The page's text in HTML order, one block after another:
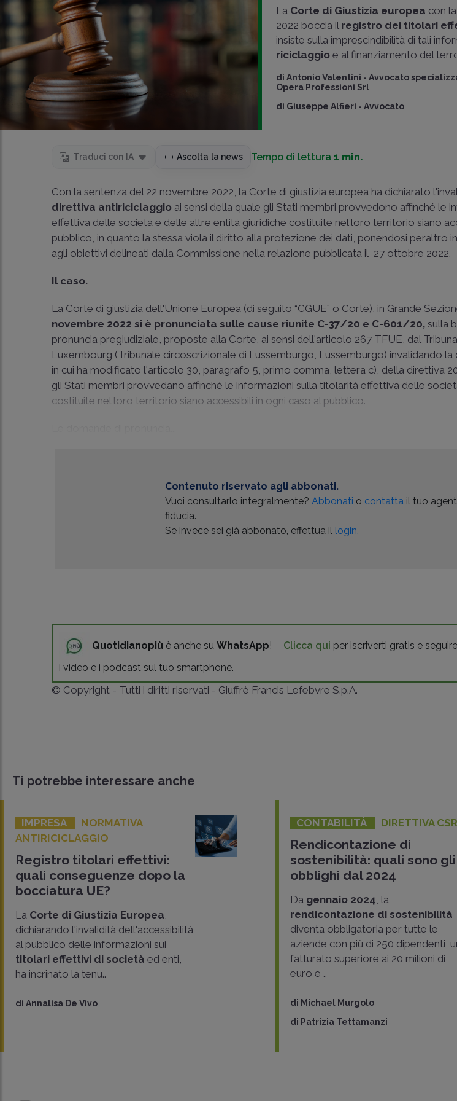
La Corte di Giustizia europea con
2022 boccia il registro dei titolari
insiste sulla imprescindibilità di tali
riciclaggioe al finanziamento del
diAntonio Valentini -Avvocato
Opera Professioni Srl
di Giuseppe Alfieri -Avvocato
Traduci con IA Ascolta la news Tempo di lettura1 min.
Con la sentenza del 22 novembre 2022, la Corte di giustizia europea ha dichiarato
direttiva antiriciclaggio ai sensi della quale gli Stati membri provvedono affinché le
effettiva delle società e delle altre entità giuridiche costituite nel loro territorio siano
pubblico, in quanto la stessa viola il diritto alla protezione dei dati, ponendosi peraltro
agli obiettivi delineati dalla Commissione nella relazione pubblicata il 27 ottobre 2022.
Il caso.
La Corte di giustizia dell'Unione Europea (di seguito “CGUE” o Corte), in Grande
novembre 2022 si è pronunciata sulle cause riunite C-37/20 e C-601/20, sulla
pronuncia pregiudiziale, proposte alla Corte, ai sensi dell'articolo 267 TFUE, dal
Luxembourg (Tribunale circoscrizionale di Lussemburgo, Lussemburgo) invalidando
in cui ha modificato l'articolo 30, paragrafo 5, primo comma, lettera c), della direttiva
gli Stati membri provvedano affinché le informazioni sulla titolarità effettiva delle
costituite nel loro territorio siano accessibili in ogni caso al pubblico.
Contenuto riservato agli abbonati.
Vuoi consultarlo integralmente?Abbonati o contatta il tuo
fiducia.
Se invece sei già abbonato, effettua il login.
Quotidianopiù è anche suWhatsApp! Clicca qui per iscriverti gratis e
i video e i podcast sul tuo smartphone.
© Copyright - Tutti i diritti riservati - Giuffrè Francis Lefebvre S.p.A.
Ti potrebbe interessare anche
IMPRESA
NORMATIVA
ANTIRICICLAGGIO
Registro titolari effettivi:
quali conseguenze dopo la
bocciatura UE?
La Corte di Giustizia Europea
dichiarando l'invalidità dell'accessibilità
al pubblico delle informazioni sui
titolari effettivi di società ed enti,
ha incrinato la tenu..
di Annalisa De Vivo
CONTABILITÀ DIRETTIVA
Rendicontazione di
sostenibilità: quali sono gli
obblighi dal 2024
Da gennaio 2024 , la
rendicontazione di sostenibilità
diventa obbligatoria per tutte le
aziende con più di 250 dipendenti,
fatturato superiore ai 20 milioni di
euro e ..
di Michael Murgolo
di Patrizia Tettamanzi